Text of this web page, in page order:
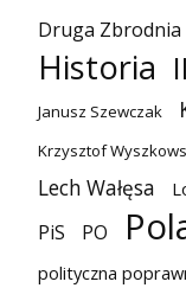
Druga Zbrodnia
Historia
Janusz Szewczak
Krzysztof
Lech Wałęsa
PiS
PO
polityczna